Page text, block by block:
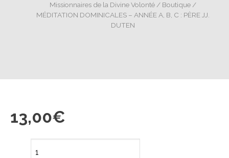
Missionnaires de la Divine Volonté/ Boutique/
MÉDITATION DOMINICALES – ANNÉE A, B, C : PÈRE JJ.
DUTEN
13,00€
quantité